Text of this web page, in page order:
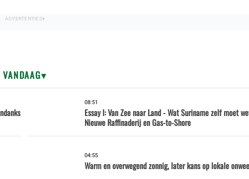
VANDAAG
08:51
Essay I: Van Zee naar Land - Wat Suriname zelf moet
Nieuwe Raffinaderij en Gas-to-Shore
04:55
Warm en overwegend zonnig, later kans op lokale